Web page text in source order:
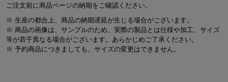
ご注文前に商品ページの納期をご確認ください。
※ 生産の都合上、商品の納期遅延が生じる場合がございます。
※ 商品の画像は、サンプルのため、実際の製品とは仕様や加工、サイズ
等が若干異なる場合がございます。あらかじめご了承ください。
※ 予約商品につきましても、サイズの変更はできません。